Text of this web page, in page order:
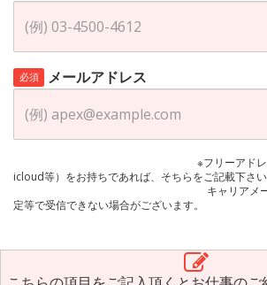
必須 メールアドレス
※フリーアド
icloud等）をお持ちであれば、そちらをご記載下さい
キャリアメールの場合
定等で受信できない場合がございます。